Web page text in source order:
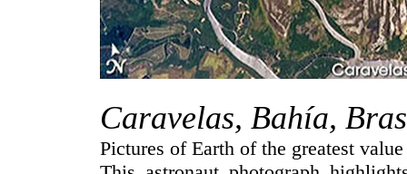
Caravelas, Bahía,
Pictures of Earth of the greatest